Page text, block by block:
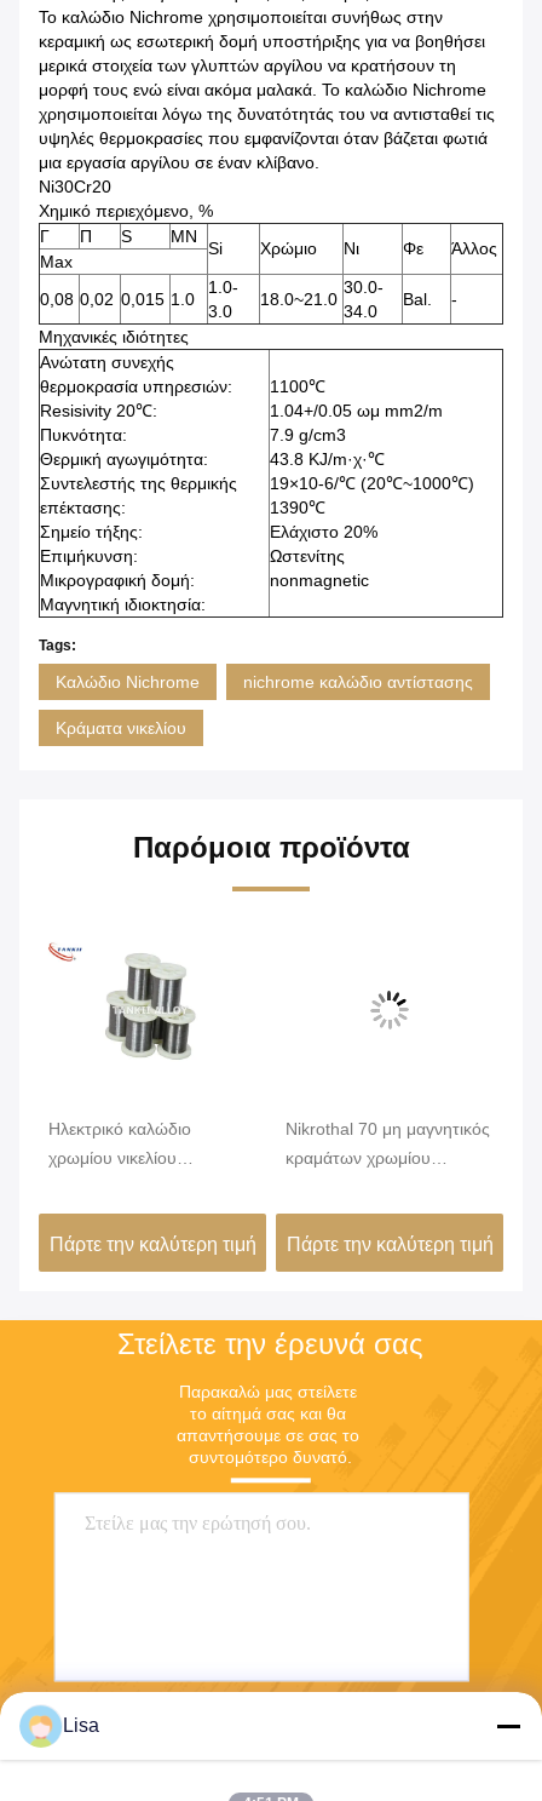
Το καλώδιο Nichrome χρησιμοποιείται συνήθως στην
κεραμική ως εσωτερική δομή υποστήριξης για να βοηθήσει
μερικά στοιχεία των γλυπτών αργίλου να κρατήσουν τη
μορφή τους ενώ είναι ακόμα μαλακά. Το καλώδιο Nichrome
χρησιμοποιείται λόγω της δυνατότητάς του να αντισταθεί τις
υψηλές θερμοκρασίες που εμφανίζονται όταν βάζεται φωτιά
μια εργασία αργίλου σε έναν κλίβανο.
Ni30Cr20
Χημικό περιεχόμενο, %
Γ
Π S ΜΝ
Si Χρώμιο Νι Φε Άλλος
Max
0,08 0,02 0,015 1.0
1.0-
3.0
18.0~21.0
30.0-
34.0
Bal.
-
Μηχανικές ιδιότητες
Ανώτατη συνεχής
θερμοκρασία υπηρεσιών:
Resisivity 20℃:
Πυκνότητα:
Θερμική αγωγιμότητα:
Συντελεστής της θερμικής
επέκτασης:
Σημείο τήξης:
Επιμήκυνση:
Μικρογραφική δομή:
Μαγνητική ιδιοκτησία:
1100℃
1.04+/0.05 ωμ mm2/m
7.9 g/cm3
43.8 KJ/m·χ·℃
19×10-6/℃ (20℃~1000℃)
1390℃
Ελάχιστο 20%
Ωστενίτης
nonmagnetic
Tags:
Καλώδιο Nichrome nichrome καλώδιο αντίστασης
Κράματα νικελίου
Παρόμοια προϊόντα
Ηλεκτρικό καλώδιο
χρωμίου νικελίου
Karma 6j22
Πάρτε την καλύτερη τιμή
Nikrothal 70 μη μαγνητικός
κραμάτων χρωμίου
ανοπτημένος
Πάρτε την καλύτερη τιμή
Στείλετε την έρευνά σας
Παρακαλώ μας στείλετε
το αίτημά σας και θα
απαντήσουμε σε σας το
συντομότερο δυνατό.
Lisa